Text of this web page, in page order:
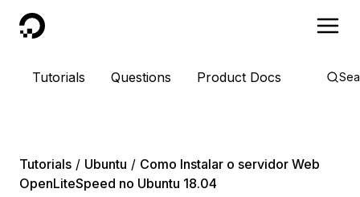
DigitalOcean
Tutorials Questions Product Docs
Tutorials Ubuntu
Como Instalar o servidor Web
OpenLiteSpeed no Ubuntu 18.04